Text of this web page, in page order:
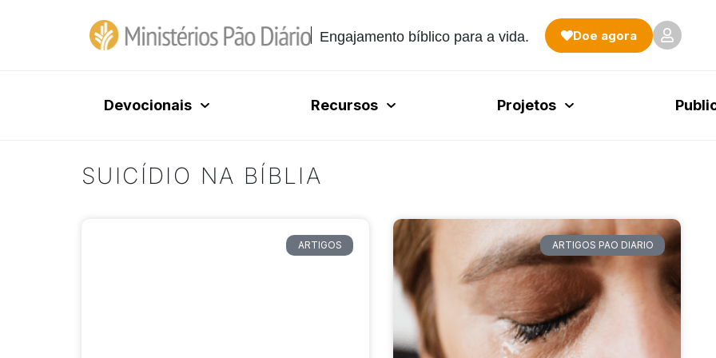
Engajamento bíblico para a vida. Doe agora
Devocionais Recursos Projetos
SUICÍDIO NA BÍBLIA
ARTIGOS ARTIGOS PAO DIARIO